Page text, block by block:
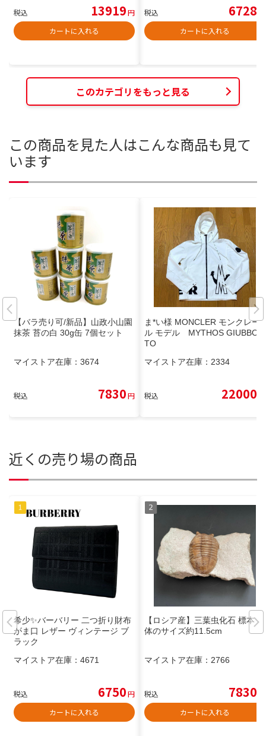
税込 13919円
カートに入れる
税込 6728
カートに入れる
このカテゴリをもっと見る
この商品を見た人はこんな商品も見て
います
【バラ売り可/新品】山政小山園
抹茶 苔の白 30g缶 7個セット
マイストア在庫： 3674
税込 7830円
ま*い様 MONCLER モンクレー
ル モデル MYTHOS GIUBBOT
TO
マイストア在庫： 2334
税込 22000
近くの売り場の商品
希少✨バーバリー 二つ折り財布
がま口 レザー ヴィンテージ ブ
ラック
マイストア在庫： 4671
税込 6750円
カートに入れる
【ロシア産】三葉虫化石 標本 全
体のサイズ約11.5cm
マイストア在庫： 2766
税込 7830
カートに入れる